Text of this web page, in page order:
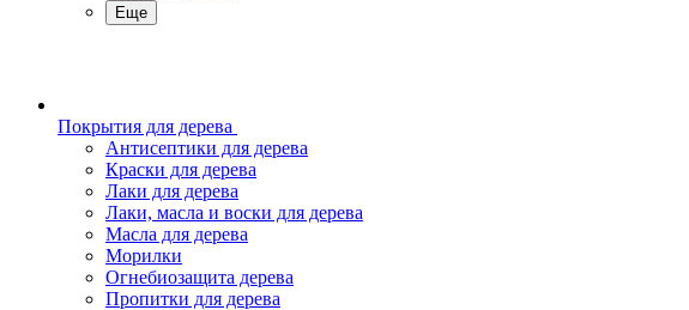
Еще
Покрытия для дерева
Антисептики для дерева
Краски для дерева
Лаки для дерева
Лаки, масла и воски для дерева
Масла для дерева
Морилки
Огнебиозащита дерева
Пропитки для дерева